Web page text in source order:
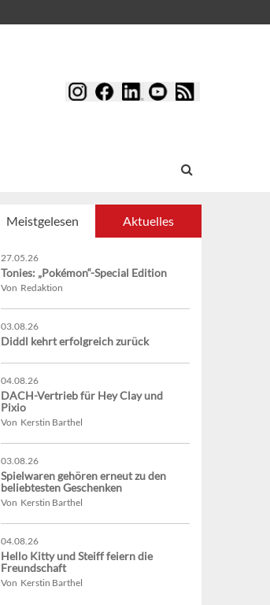
Meistgelesen Aktuelles
27.05.26
Tonies: „Pokémon“-Special Edition
Von Redaktion
03.08.26
Diddl kehrt erfolgreich zurück
04.08.26
DACH-Vertrieb für Hey Clay und
Pixio
Von Kerstin Barthel
03.08.26
Spielwaren gehören erneut zu den
beliebtesten Geschenken
Von Kerstin Barthel
04.08.26
Hello Kitty und Steiff feiern die
Freundschaft
Von Kerstin Barthel